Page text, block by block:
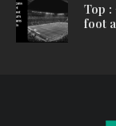
Top :
foot